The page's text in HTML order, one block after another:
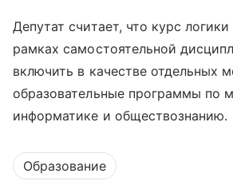
Депутат считает, что курс
рамках самостоятельной
включить в качестве отдельных
образовательные программы по
информатике и обществознанию.
Образование